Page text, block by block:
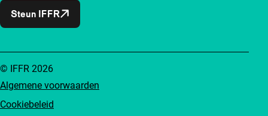
Steun IFFR
Algemene voorwaarden
Cookiebeleid
© IFFR 2026